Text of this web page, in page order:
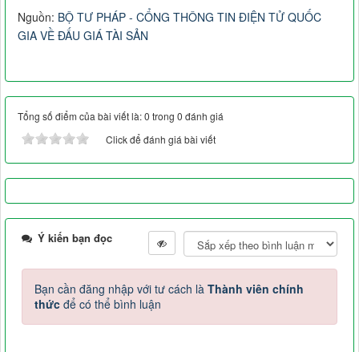
Nguồn: BỘ TƯ PHÁP - CỔNG THÔNG TIN ĐIỆN TỬ QUỐC
GIA VỀ ĐẤU GIÁ TÀI SẢN
Tổng số điểm của bài viết là: 0 trong 0 đánh giá
Click để đánh giá bài viết
Ý kiến bạn đọc
Bạn cần đăng nhập với tư cách là Thành viên chính
thức để có thể bình luận